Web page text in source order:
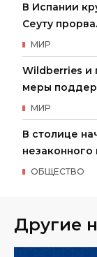
В Испании
Сеуту
МИР
Wildberries и
меры
МИР
В столице
ОБЩЕСТВО
Другие